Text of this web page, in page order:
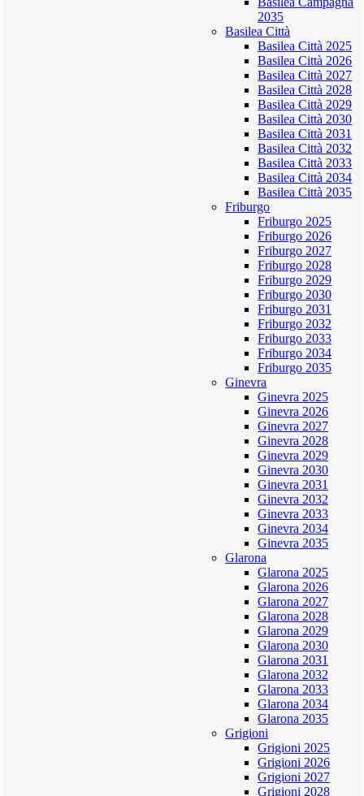
2035
Basilea Città
Basilea Città 2025
Basilea Città 2026
Basilea Città 2027
Basilea Città 2028
Basilea Città 2029
Basilea Città 2030
Basilea Città 2031
Basilea Città 2032
Basilea Città 2033
Basilea Città 2034
Basilea Città 2035
Friburgo
Friburgo 2025
Friburgo 2026
Friburgo 2027
Friburgo 2028
Friburgo 2029
Friburgo 2030
Friburgo 2031
Friburgo 2032
Friburgo 2033
Friburgo 2034
Friburgo 2035
Ginevra
Ginevra 2025
Ginevra 2026
Ginevra 2027
Ginevra 2028
Ginevra 2029
Ginevra 2030
Ginevra 2031
Ginevra 2032
Ginevra 2033
Ginevra 2034
Ginevra 2035
Glarona
Glarona 2025
Glarona 2026
Glarona 2027
Glarona 2028
Glarona 2029
Glarona 2030
Glarona 2031
Glarona 2032
Glarona 2033
Glarona 2034
Glarona 2035
Grigioni
Grigioni 2025
Grigioni 2026
Grigioni 2027
Grigioni 2028